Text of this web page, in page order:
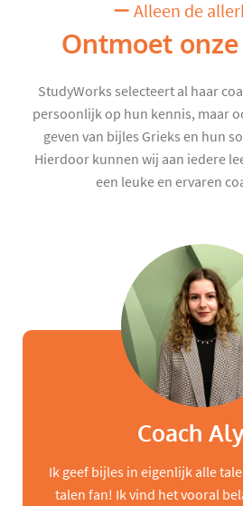
Alleen de
Ontmoet onze
StudyWorks selecteert al haar
persoonlijk op hun kennis, maar
geven van bijles Grieks en hun
Hierdoor kunnen wij aan iedere
een leuke en ervaren
Coach
Ik geef bijles in eigenlijk alle
talen fan! Ik vind het vooral